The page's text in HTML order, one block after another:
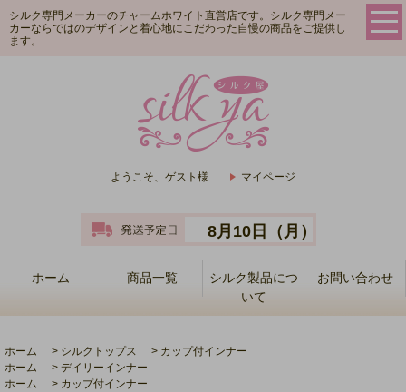
シルク専門メーカーのチャームホワイト直営店です。シルク専門メー
カーならではのデザインと着心地にこだわった自慢の商品をご提供し
ます。
ようこそ、ゲスト様 マイページ
8月10日（月）
ホーム 商品一覧
シルク製品につ
いて
お問い合わせ
ホーム > シルクトップス > カップ付インナー
ホーム
> デイリーインナー
ホーム
> カップ付インナー